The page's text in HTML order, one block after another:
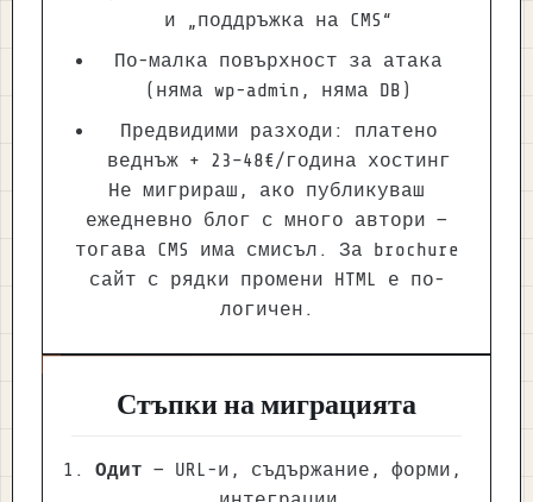
и „поддръжка на CMS“
По-малка повърхност за атака
(няма wp-admin, няма DB)
Предвидими разходи: платено
веднъж + 23–48€/година хостинг
Не мигрираш, ако публикуваш
ежедневно блог с много автори —
тогава CMS има смисъл. За brochure
сайт с рядки промени HTML е по-
логичен.
Стъпки на миграцията
Одит — URL-и, съдържание, форми,